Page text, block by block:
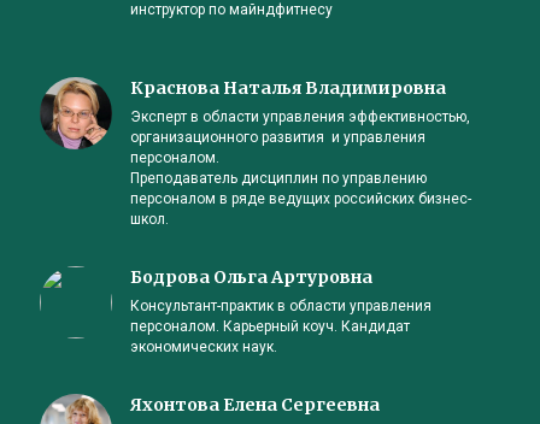
инструктор по майндфитнесу
Краснова Наталья Владимировна
Эксперт в области управления эффективностью,
организационного развития и управления
персоналом.
Преподаватель дисциплин по управлению
персоналом в ряде ведущих российских бизнес-
школ.
Бодрова Ольга Артуровна
Консультант-практик в области управления
персоналом. Карьерный коуч. Кандидат
экономических наук.
Яхонтова Елена Сергеевна